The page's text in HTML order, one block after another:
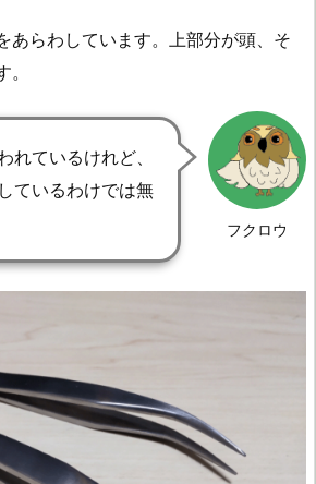
あらわしています。上部分が頭、そ
フクロウ
れているけれど、
ているわけでは無